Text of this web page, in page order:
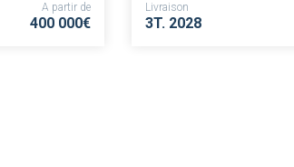
A partir de
400 000€
Livraison
3T. 2028